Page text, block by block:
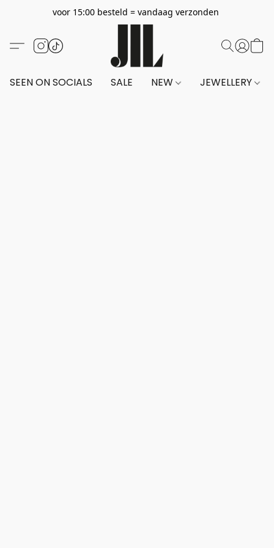
voor 15:00 besteld = vandaag verzonden
SEEN ON SOCIALS SALE NEW JEWELLERY